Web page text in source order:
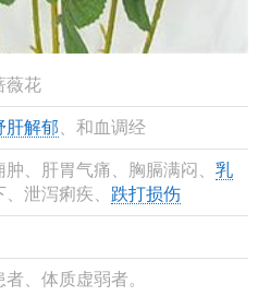
薇花
肝解郁 、和血调经
肿、肝胃气痛、胸膈满闷、 乳
、泄泻痢疾、 跌打损伤
、体质虚弱者。